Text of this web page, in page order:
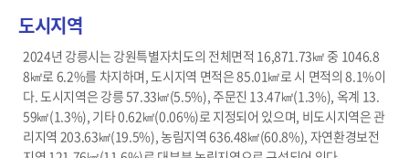
도시지역
2024년 강릉시는 강원특별자치도의 전체면적 16,871.73㎢ 중 1046.8
8㎢로 6.2%를 차지하며, 도시지역 면적은 85.01㎢로 시 면적의 8.1%이
다. 도시지역은 강릉 57.33㎢(5.5%), 주문진 13.47㎢(1.3%), 옥계 13.
59㎢(1.3%), 기타 0.62㎢(0.06%)로 지정되어 있으며, 비도시지역은 관
리지역 203.63㎢(19.5%), 농림지역 636.48㎢(60.8%), 자연환경보전